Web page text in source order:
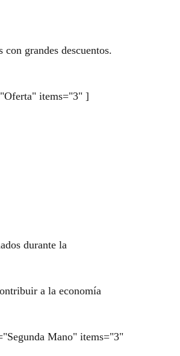
grandes descuentos.
items="3" ]
durante la
a la economía
Mano" items="3"